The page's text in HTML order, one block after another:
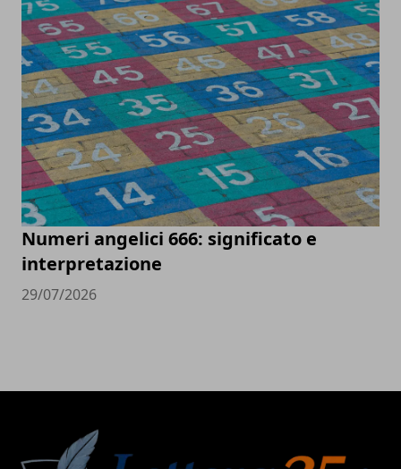
Numeri angelici 666: significato e
interpretazione
29/07/2026